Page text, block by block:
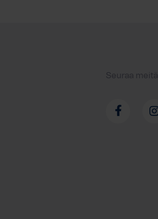
Seuraa meitä: